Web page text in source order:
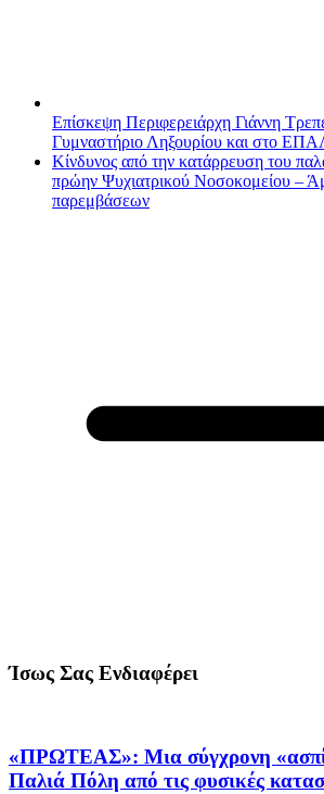
Επίσκεψη Περιφερειάρχη Γιάννη
Γυμναστήριο Ληξουρίου και στο
Κίνδυνος από την κατάρρευση του
πρώην Ψυχιατρικού Νοσοκομείου –
παρεμβάσεων
Ίσως Σας Ενδιαφέρει
«ΠΡΩΤΕΑΣ»: Μια σύγχρονη
Παλιά Πόλη από τις φυσικές